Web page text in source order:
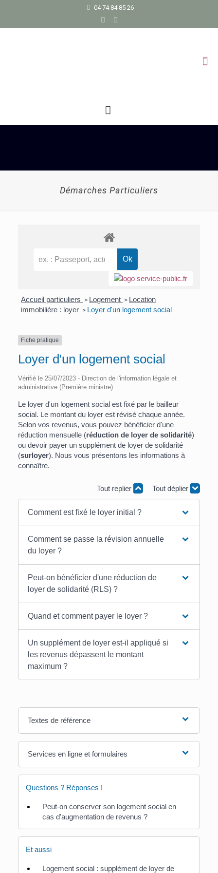
04 74 84 85 26
Démarches Particuliers
Accueil particuliers > Logement > Location
immobilière : loyer > Loyer d'un logement social
Fiche pratique
Loyer d'un logement social
Vérifié le 25/07/2023 - Direction de l'information légale et
administrative (Première ministre)
Le loyer d'un logement social est fixé par le bailleur
social. Le montant du loyer est révisé chaque année.
Selon vos revenus, vous pouvez bénéficier d'une
réduction mensuelle (réduction de loyer de solidarité)
ou devoir payer un supplément de loyer de solidarité
(surloyer). Nous vous présentons les informations à
connaître.
Tout replier Tout déplier
Comment est fixé le loyer initial ?
Comment se passe la révision annuelle
du loyer ?
Peut-on bénéficier d'une réduction de
loyer de solidarité (RLS) ?
Quand et comment payer le loyer ?
Un supplément de loyer est-il appliqué si
les revenus dépassent le montant
maximum ?
Textes de référence
Services en ligne et formulaires
Questions ? Réponses !
Peut-on conserver son logement social en
cas d'augmentation de revenus ?
Et aussi
Logement social : supplément de loyer de